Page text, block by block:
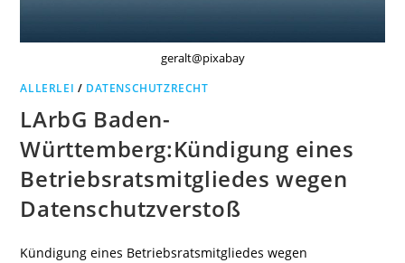
geralt@pixabay
ALLERLEI / DATENSCHUTZRECHT
LArbG Baden-
Württemberg:Kündigung eines
Betriebsratsmitgliedes wegen
Datenschutzverstoß
Kündigung eines Betriebsratsmitgliedes wegen